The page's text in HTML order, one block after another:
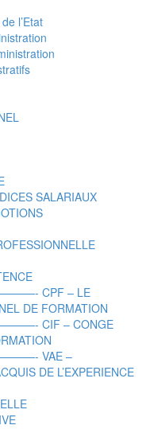
l’Etat
SALARIAUX
CPF – LE
DE FORMATION
CIF – CONGE
VAE –
DE L’EXPERIENCE